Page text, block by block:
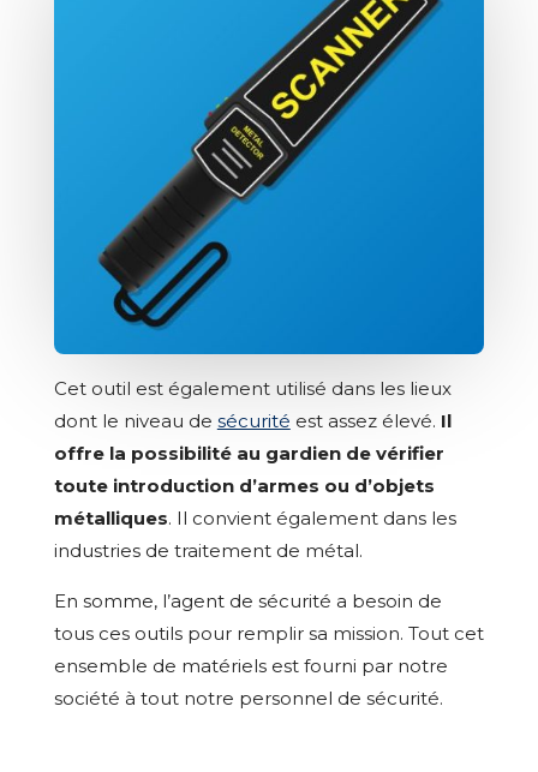
Cet outil est également utilisé dans les lieux
dont le niveau de sécurité est assez élevé. Il
offre la possibilité au gardien de vérifier
toute introduction d’armes ou d’objets
métalliques. Il convient également dans les
industries de traitement de métal.
En somme, l’agent de sécurité a besoin de
tous ces outils pour remplir sa mission. Tout cet
ensemble de matériels est fourni par notre
société à tout notre personnel de sécurité.